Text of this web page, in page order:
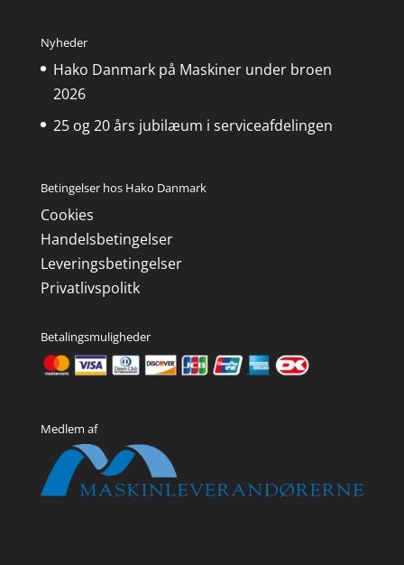
Nyheder
Hako Danmark på Maskiner under broen
2026
25 og 20 års jubilæum i serviceafdelingen
Betingelser hos Hako Danmark
Cookies
Handelsbetingelser
Leveringsbetingelser
Privatlivspolitk
Betalingsmuligheder
Medlem af